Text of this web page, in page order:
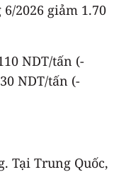
2026 giảm 1.70
NDT/tấn (-
NDT/tấn (-
Tại Trung Quốc,